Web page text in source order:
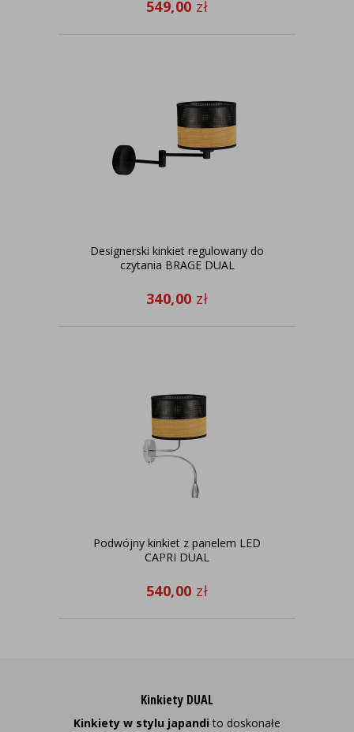
549,00 zł
Designerski kinkiet regulowany do
czytania BRAGE DUAL
340,00 zł
Podwójny kinkiet z panelem LED
CAPRI DUAL
540,00 zł
Kinkiety DUAL
Kinkiety w stylu japandi to doskonałe